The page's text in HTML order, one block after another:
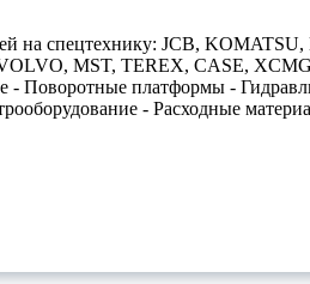
на спецтехнику: JCB,
MST, TEREX, CASE,
- Поворотные платформы -
- Расходные